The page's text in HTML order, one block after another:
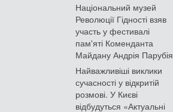
Національний музей
Революції Гідності взяв
участь у фестивалі
пам'яті Коменданта
Майдану Андрія Парубія
Найважливіші виклики
сучасності у відкритій
розмові. У Києві
відбудуться «Актуальні